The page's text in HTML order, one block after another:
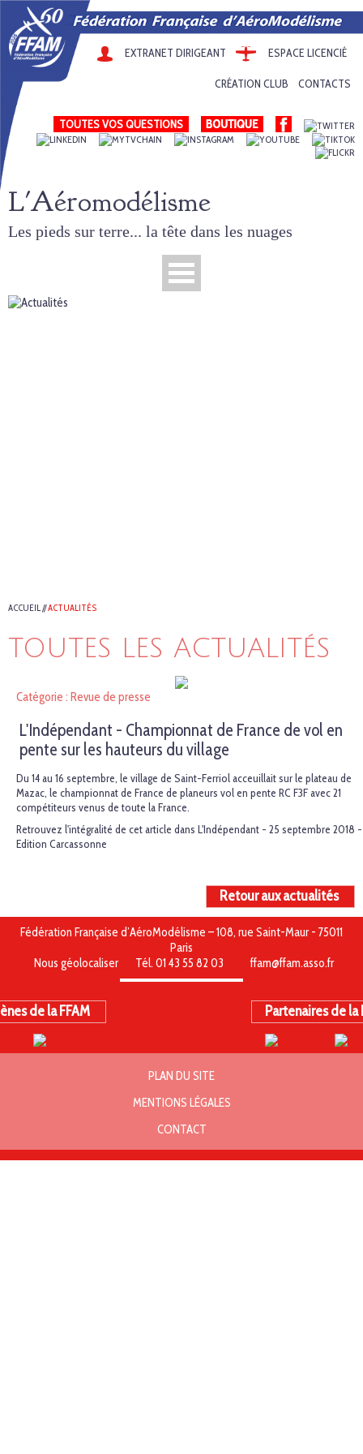
EXTRANET DIRIGEANT ESPACE LICENCIÉ
CRÉATION CLUB CONTACTS
TOUTES VOS QUESTIONS
L'Aéromodélisme
Les pieds sur terre... la tête dans les nuages
ACCUEIL//ACTUALITÉS
TOUTES LES ACTUALITÉS
Catégorie : Revue de presse
L'Indépendant - Championnat de France de vol en
pente sur les hauteurs du village
Du 14 au 16 septembre, le village de Saint-Ferriol acceuillait sur le plateau de
Mazac, le championnat de France de planeurs vol en pente RC F3F avec 21
compétiteurs venus de toute la France.
Retrouvez l'intégralité de cet article dans L'Indépendant - 25 septembre 2018 -
Edition Carcassonne
Retour aux actualités
Fédération Française d’AéroModélisme – 108, rue Saint-Maur - 75011
Paris
Nous géolocaliser
Tél. 01 43 55 82 03 ffam@ffam.asso.fr
de la FFAM Partenaires de la
PLAN DU SITE
MENTIONS LÉGALES
CONTACT